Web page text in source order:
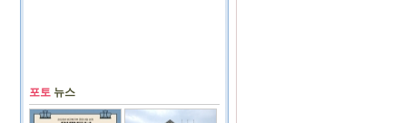
포토 뉴스